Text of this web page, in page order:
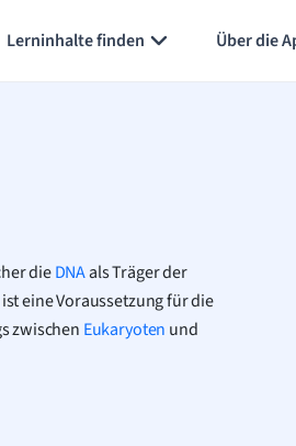
Lerninhalte finden Über die
dieDNAals Träger der
eine Voraussetzung für die
zwischen Eukaryoten und